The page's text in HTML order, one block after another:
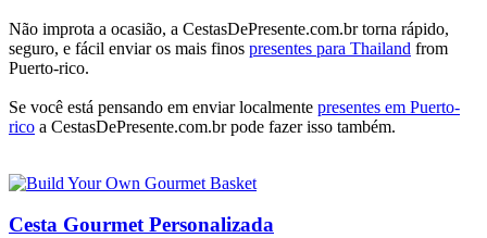
Não improta a ocasião, a CestasDePresente.com.br torna rápido,
seguro, e fácil enviar os mais finos presentes para Thailand from
Puerto-rico.
Se você está pensando em enviar localmente presentes em Puerto-
rico a CestasDePresente.com.br pode fazer isso também.
Cesta Gourmet Personalizada